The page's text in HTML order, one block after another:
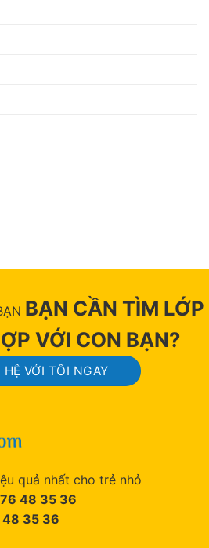
BẠN CẦN TÌM LỚP
VỚI CON BẠN?
HỆ VỚI TÔI NGAY
quả nhất cho trẻ nhỏ
48 35 36
35 36